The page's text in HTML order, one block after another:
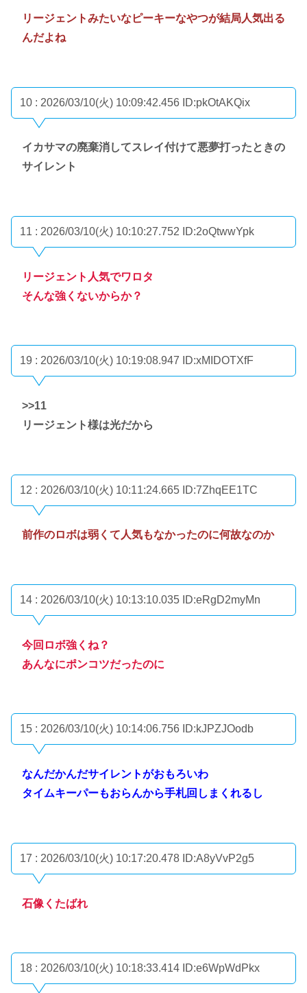
リージェントみたいなピーキーなやつが結局人気出る
んだよね
10 : 2026/03/10(火) 10:09:42.456 ID:pkOtAKQix
イカサマの廃棄消してスレイ付けて悪夢打ったときの
サイレント
11 : 2026/03/10(火) 10:10:27.752 ID:2oQtwwYpk
リージェント人気でワロタ
そんな強くないからか？
19 : 2026/03/10(火) 10:19:08.947 ID:xMIDOTXfF
>>11
リージェント様は光だから
12 : 2026/03/10(火) 10:11:24.665 ID:7ZhqEE1TC
前作のロボは弱くて人気もなかったのに何故なのか
14 : 2026/03/10(火) 10:13:10.035 ID:eRgD2myMn
今回ロボ強くね？
あんなにポンコツだったのに
15 : 2026/03/10(火) 10:14:06.756 ID:kJPZJOodb
なんだかんだサイレントがおもろいわ
タイムキーパーもおらんから手札回しまくれるし
17 : 2026/03/10(火) 10:17:20.478 ID:A8yVvP2g5
石像くたばれ
18 : 2026/03/10(火) 10:18:33.414 ID:e6WpWdPkx